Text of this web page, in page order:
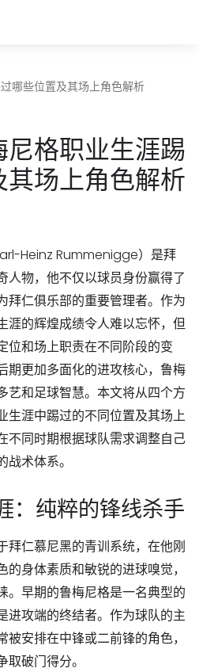
哪些位置及其场上角色解析
格职业生涯踢
场上角色解析
Heinz Rummenigge）是拜
人物，他不仅以球员身份赢得了
拜仁俱乐部的重要管理者。作为
涯的辉煌成绩令人难以忘怀，但
位和场上职责在不同阶段的变
期更加多面化的进攻核心，鲁梅
艺和足球智慧。本文将从四个方
生涯中踢过的不同位置及其场上
不同时期根据球队需求调整自己
术体系。
：纯粹的锋线杀手
拜仁慕尼黑的青训系统，在他刚
身体素质和敏锐的进球嗅觉，
。早期的鲁梅尼格是一名典型的
进攻端的终结者。作为球队的主
安排在中锋或二前锋的角色，
破门得分。